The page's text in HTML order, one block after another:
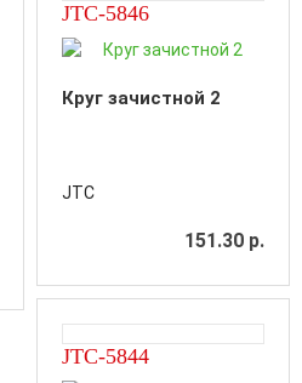
JTC-5846
Круг зачистной 2
JTC
151.30 р.
JTC-5844